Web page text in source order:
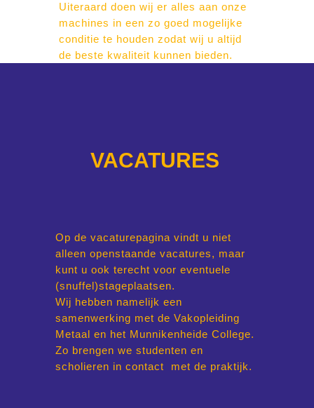
Uiteraard doen wij er alles aan onze
machines in een zo goed mogelijke
conditie te houden zodat wij u altijd
de beste kwaliteit kunnen bieden.
VACATURES
Op de vacaturepagina vindt u niet
alleen openstaande vacatures, maar
kunt u ook terecht voor eventuele
(snuffel)stageplaatsen.
Wij hebben namelijk een
samenwerking met de Vakopleiding
Metaal en het Munnikenheide College.
Zo brengen we studenten en
scholieren in contact met de praktijk.